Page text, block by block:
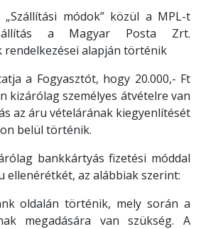
módok” közül a MPL-t
a Magyar Posta Zrt.
rendelkezései alapján történik
a Fogyasztót, hogy 20.000,- Ft
kizárólag személyes átvételre van
az áru vételárának kiegyenlítését
belül történik.
bankkártyás fizetési móddal
ellenérétkét, az alábbiak szerint:
oldalán történik, mely során a
megadására van szükség. A